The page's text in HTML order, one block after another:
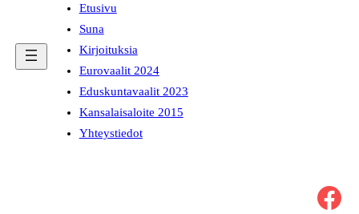
Etusivu
Suna
Kirjoituksia
Eurovaalit 2024
Eduskuntavaalit 2023
Kansalaisaloite 2015
Yhteystiedot
Facebook